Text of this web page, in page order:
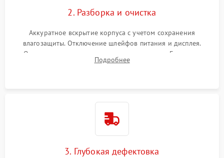
2. Разборка и очистка
Аккуратное вскрытие корпуса с учетом сохранения
влагозащиты. Отключение шлейфов питания и дисплея.
Очистка внутренних плат от окислов и пыли. Бережная
обработка германиевого объектива специализированными
Подробнее
3. Глубокая дефектовка